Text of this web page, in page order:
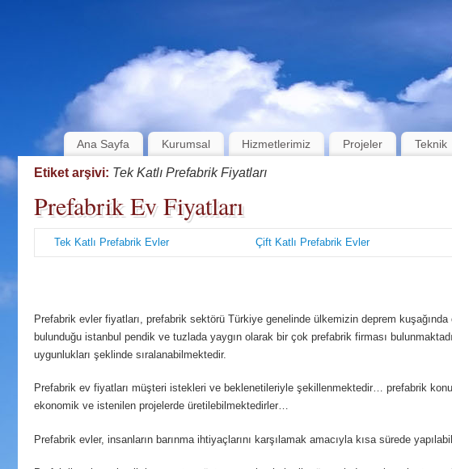
Ana Sayfa Kurumsal Hizmetlerimiz Projeler Teknik
Etiket arşivi: Tek Katlı Prefabrik Fiyatları
Prefabrik Ev Fiyatları
Tek Katlı Prefabrik Evler Çift Katlı Prefabrik Evler
Prefabrik evler fiyatları, prefabrik sektörü Türkiye genelinde ülkemizin deprem
bulunduğu istanbul pendik ve tuzlada yaygın olarak bir çok prefabrik firması
uygunlukları şeklinde sıralanabilmektedir.
Prefabrik ev fiyatları müşteri istekleri ve beklenetileriyle şekillenmektedir… prefabrik
ekonomik ve istenilen projelerde üretilebilmektedirler…
Prefabrik evler, insanların barınma ihtiyaçlarını karşılamak amacıyla kısa sürede